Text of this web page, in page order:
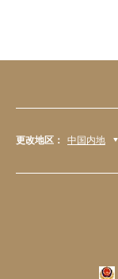
更改地区： 中国内地